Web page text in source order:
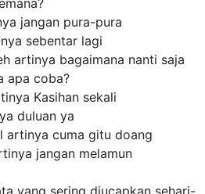
jangan pura-pura
sebentar lagi
artinya bagaimana nanti saja
apa coba?
Kasihan sekali
duluan ya
artinya cuma gitu doang
jangan melamun
yang sering diucapkan sehari-